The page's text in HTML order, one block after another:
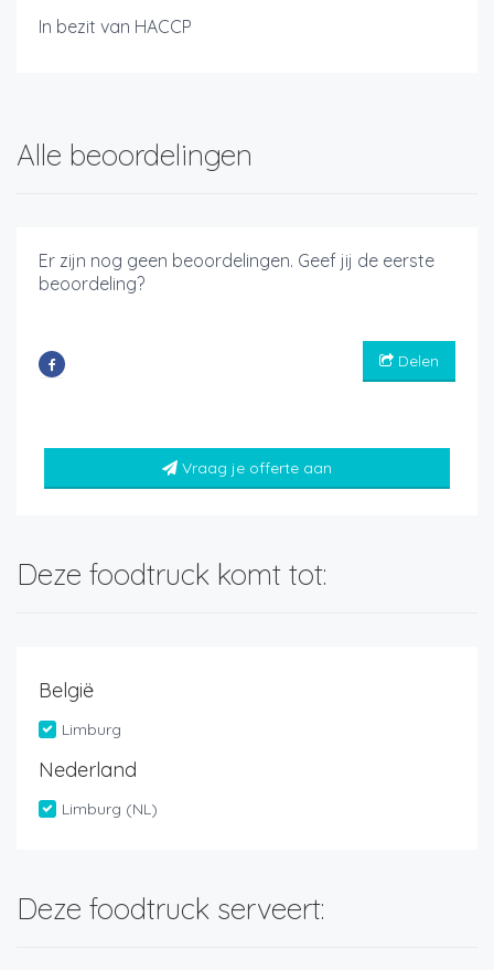
In bezit van HACCP
Alle beoordelingen
Er zijn nog geen beoordelingen. Geef jij de eerste
beoordeling?
Delen
Vraag je offerte aan
Deze foodtruck komt tot:
België
Limburg
Nederland
Limburg (NL)
Deze foodtruck serveert: